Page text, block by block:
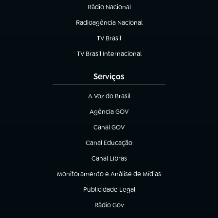
Rádio Nacional
Radioagência Nacional
(abre em nova aba)
TV Brasil
(abre em nova aba)
TV Brasil Internacional
(abre em nova aba)
Serviços
A Voz do Brasil
(abre em nova aba)
Agência GOV
(abre em nova aba)
Canal GOV
(abre em nova aba)
Canal Educação
(abre em nova aba)
Canal Libras
(abre em nova aba)
Monitoramento e Análise de Mídias
(abre em nova aba)
Publicidade Legal
(abre em nova aba)
Rádio Gov
(abre em nova aba)